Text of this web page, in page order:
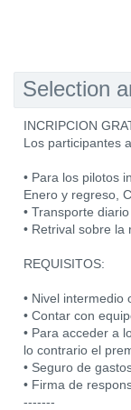
Selection
INCRIPCION
Los participantes
• Para los pilotos
Enero y regreso,
• Transporte
• Retrival sobre
REQUISITOS:
• Nivel intermedio
• Contar con
• Para acceder a
lo contrario el
• Seguro de
• Firma de
-------